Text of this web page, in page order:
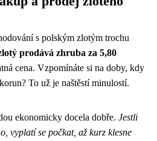
s polským zlotým trochu
prodává zhruba za 5,80
cena. Vzpomínáte si na doby, kdy
To už je naštěstí minulostí.
ekonomicky docela dobře. Jestli
vyplatí se počkat, až kurz klesne